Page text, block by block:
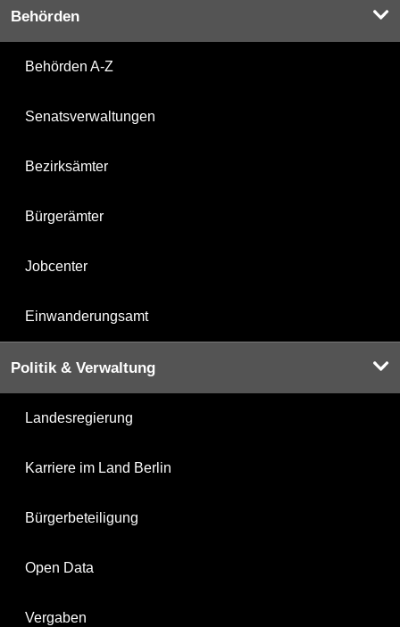
Behörden
Behörden A-Z
Senatsverwaltungen
Bezirksämter
Bürgerämter
Jobcenter
Einwanderungsamt
Politik & Verwaltung
Landesregierung
Karriere im Land Berlin
Bürgerbeteiligung
Open Data
Vergaben